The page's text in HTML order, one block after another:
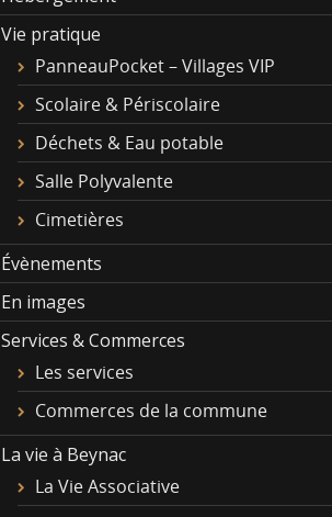
Vie pratique
PanneauPocket – Villages VIP
Scolaire & Périscolaire
Déchets & Eau potable
Salle Polyvalente
Cimetières
Évènements
En images
Services & Commerces
Les services
Commerces de la commune
La vie à Beynac
La Vie Associative